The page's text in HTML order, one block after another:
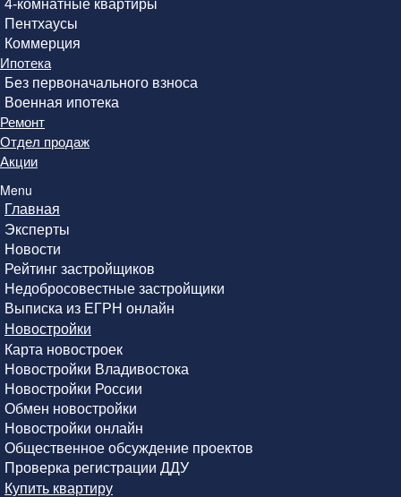
4-комнатные квартиры
Пентхаусы
Коммерция
Ипотека
Без первоначального взноса
Военная ипотека
Ремонт
Отдел продаж
Акции
Menu
Главная
Эксперты
Новости
Рейтинг застройщиков
Недобросовестные застройщики
Выписка из ЕГРН онлайн
Новостройки
Карта новостроек
Новостройки Владивостока
Новостройки России
Обмен новостройки
Новостройки онлайн
Общественное обсуждение проектов
Проверка регистрации ДДУ
Купить квартиру